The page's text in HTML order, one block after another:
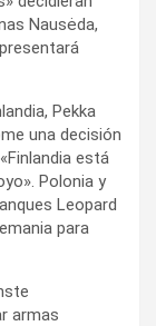
Nausėda,
Pekka
una decisión
está
Polonia y
Leopard
para
armas